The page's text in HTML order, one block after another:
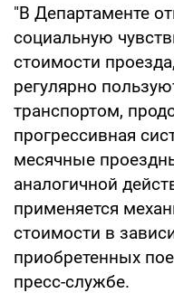
"В Департаменте
социальную
стоимости
регулярно
транспортом,
прогрессивная
месячные
аналогичной
применяется
стоимости в
приобретенных
пресс-службе.